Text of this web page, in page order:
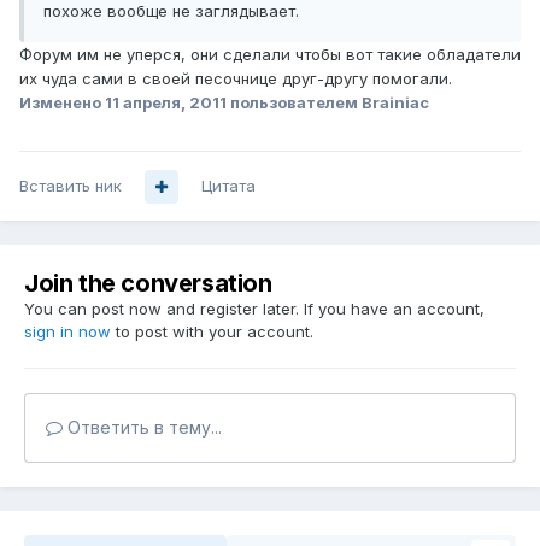
похоже вообще не заглядывает.
Форум им не уперся, они сделали чтобы вот такие обладатели
их чуда сами в своей песочнице друг-другу помогали.
Изменено 11 апреля, 2011 пользователем Brainiac
Вставить ник Цитата
Join the conversation
You can post now and register later. If you have an account,
sign in now to post with your account.
Ответить в тему...